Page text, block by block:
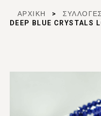
ΑΡΧΙΚΉ > ΣΥΛΛΟΓΈΣ
DEEP BLUE CRYSTALS